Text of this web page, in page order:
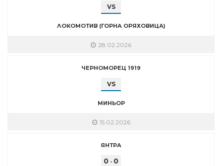
VS
ЛОКОМОТИВ (ГОРНА ОРЯХОВИЦА)
28.02.2026
ЧЕРНОМОРЕЦ 1919
VS
МИНЬОР
15.02.2026
ЯНТРА
0 - 0